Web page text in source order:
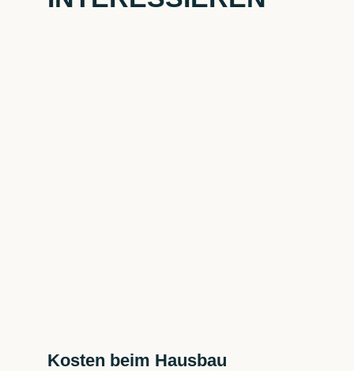
Kosten beim Hausbau